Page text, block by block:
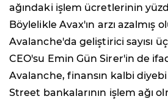
ağındaki işlem ücretlerinin
Böylelikle Avax'ın arzı azalmış
Avalanche'da geliştirici sayısı
CEO'su Emin Gün Sirer'in de
Avalanche, finansın kalbi
Street bankalarının işlem ağı